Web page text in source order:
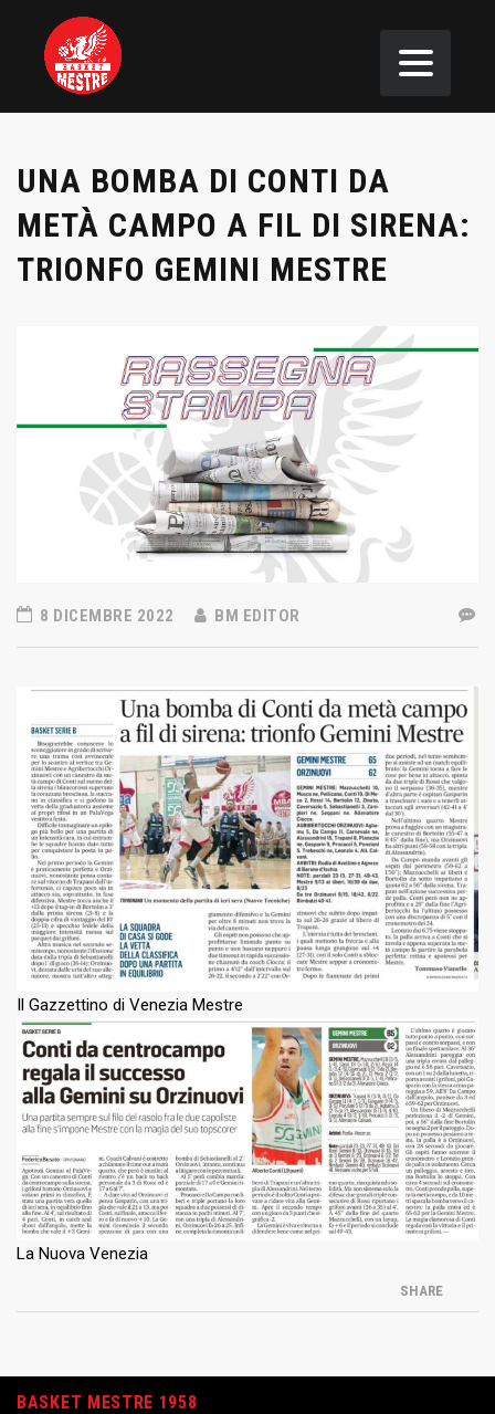
UNA BOMBA DI CONTI DA
METÀ CAMPO A FIL DI SIRENA:
TRIONFO GEMINI MESTRE
8 DICEMBRE 2022 BM EDITOR
Il Gazzettino di Venezia Mestre
La Nuova Venezia
SHARE
BASKET MESTRE 1958